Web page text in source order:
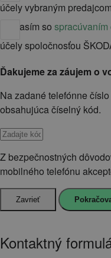
účely vybraným predajcom
Súhlasím so
účely spoločnosťou
Ďakujeme za záujem o
Na zadané telefónne
obsahujúca číselný kód.
Z bezpečnostných
mobilného telefónu
Zavrieť
Kontaktný